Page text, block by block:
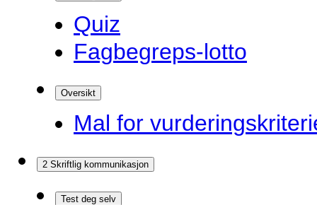
Quiz
Fagbegreps-lotto
Oversikt
Mal for
2 Skriftlig kommunikasjon
Test deg selv